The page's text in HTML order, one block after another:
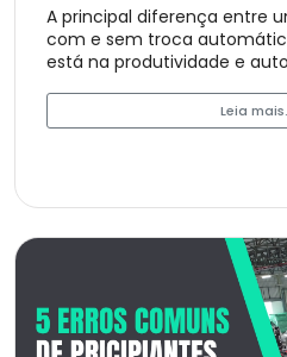
A principal diferença entre
com e sem troca
está na produtividade e
vantagens, aplicações na
router CNC atende melhor
Leia